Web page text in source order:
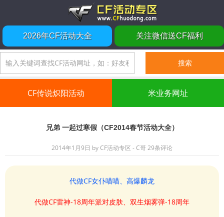
2026年CF活动大全 关注微信送CF福利
CF传说炽阳活动 米业务网址
兄弟 一起过寒假（CF2014春节活动大全）
2014年1月9日 byCF活动专区 - C哥29条评论
代做CF女仆喵喵、高爆麟龙
代做CF雷神-18周年派对皮肤、双生烟雾弹-18周年